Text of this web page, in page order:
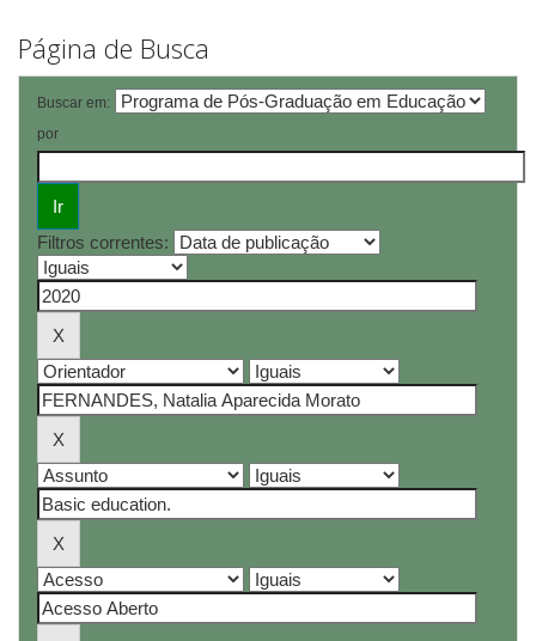
Página de Busca
Buscar em:
por
Filtros correntes: